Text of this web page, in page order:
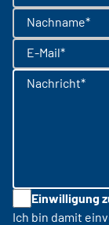
Nachname*
E-Mail*
Nachricht*
Einwilligung
Ich bin damit